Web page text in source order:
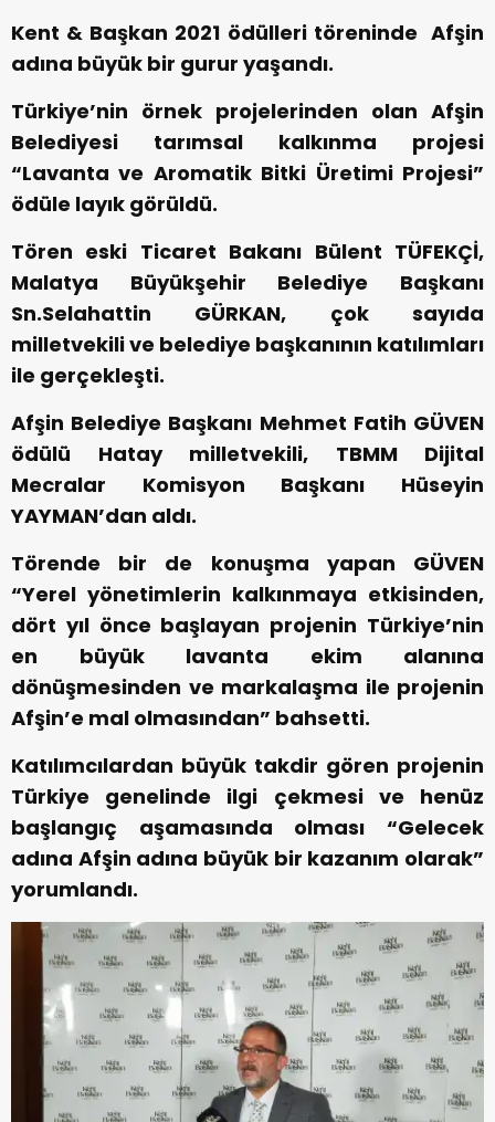
Kent & Başkan 2021 ödülleri töreninde Afşin
adına büyük bir gurur yaşandı.
Türkiye’nin örnek projelerinden olan Afşin
Belediyesi tarımsal kalkınma projesi
“Lavanta ve Aromatik Bitki Üretimi Projesi”
ödüle layık görüldü.
Tören eski Ticaret Bakanı Bülent TÜFEKÇİ,
Malatya Büyükşehir Belediye Başkanı
Sn.Selahattin GÜRKAN, çok sayıda
milletvekili ve belediye başkanının katılımları
ile gerçekleşti.
Afşin Belediye Başkanı Mehmet Fatih GÜVEN
ödülü Hatay milletvekili, TBMM Dijital
Mecralar Komisyon Başkanı Hüseyin
YAYMAN’dan aldı.
Törende bir de konuşma yapan GÜVEN
“Yerel yönetimlerin kalkınmaya etkisinden,
dört yıl önce başlayan projenin Türkiye’nin
en büyük lavanta ekim alanına
dönüşmesinden ve markalaşma ile projenin
Afşin’e mal olmasından” bahsetti.
Katılımcılardan büyük takdir gören projenin
Türkiye genelinde ilgi çekmesi ve henüz
başlangıç aşamasında olması “Gelecek
adına Afşin adına büyük bir kazanım olarak”
yorumlandı.